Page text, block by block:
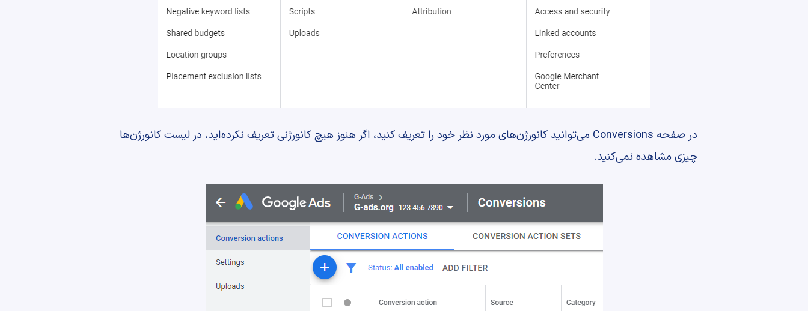
در صفحه Conversions می‌توانید کانورژن‌های مورد نظر خود را تعریف کنید، اگر هنوز هیچ کانورژنی تعریف نکرده‌اید، در لیست کانورژن‌ها
چیزی مشاهده نمی‌کنید.